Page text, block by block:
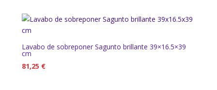
Lavabo de sobreponer Sagunto brillante 39×16.5×39
cm
81,25 €